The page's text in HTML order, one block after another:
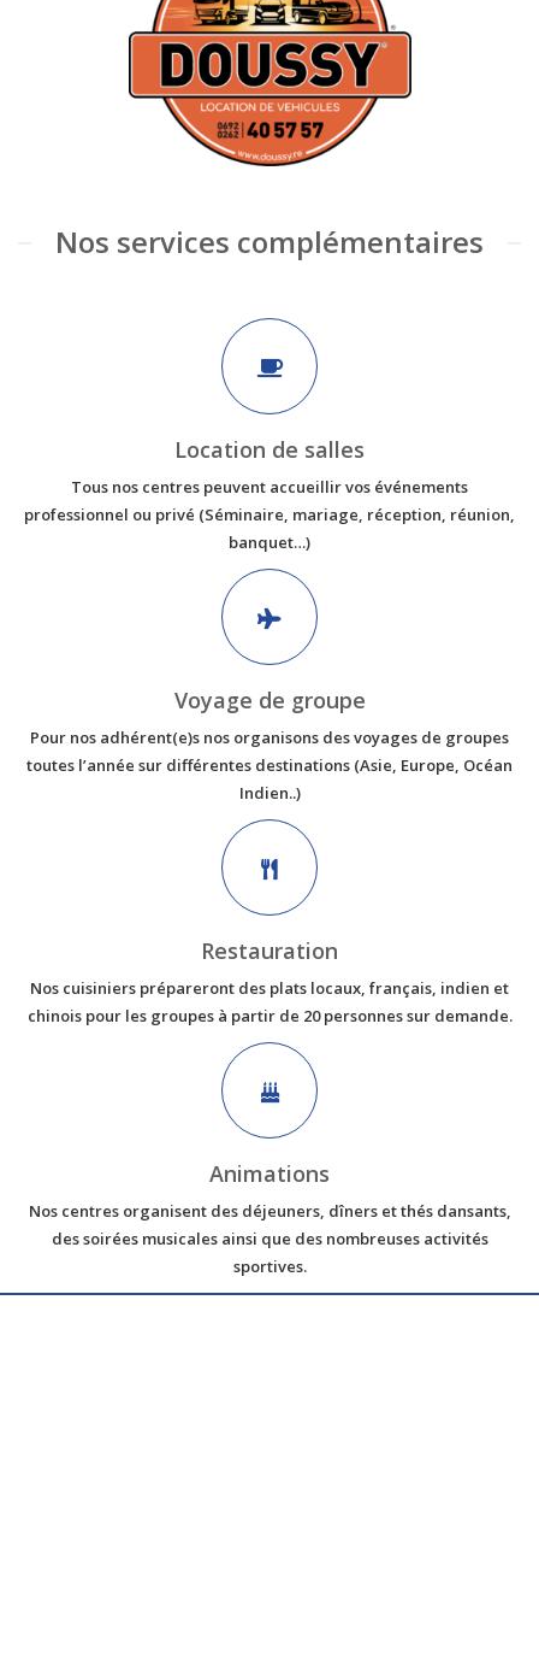
Nos services complémentaires
Location de salles
Tous nos centres peuvent accueillir vos événements
professionnel ou privé (Séminaire, mariage, réception, réunion,
banquet…)
Voyage de groupe
Pour nos adhérent(e)s nos organisons des voyages de groupes
toutes l’année sur différentes destinations (Asie, Europe, Océan
Indien..)
Restauration
Nos cuisiniers prépareront des plats locaux, français, indien et
chinois pour les groupes à partir de 20 personnes sur demande.
Animations
Nos centres organisent des déjeuners, dîners et thés dansants,
des soirées musicales ainsi que des nombreuses activités
sportives.